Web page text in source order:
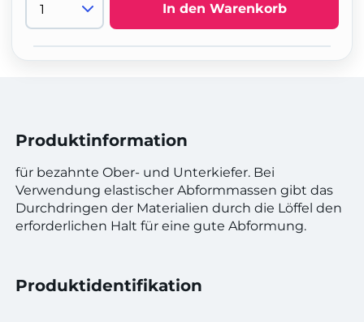
In den Warenkorb
Produktinformation
für bezahnte Ober- und Unterkiefer. Bei
Verwendung elastischer Abformmassen gibt das
Durchdringen der Materialien durch die Löffel den
erforderlichen Halt für eine gute Abformung.
Produktidentifikation